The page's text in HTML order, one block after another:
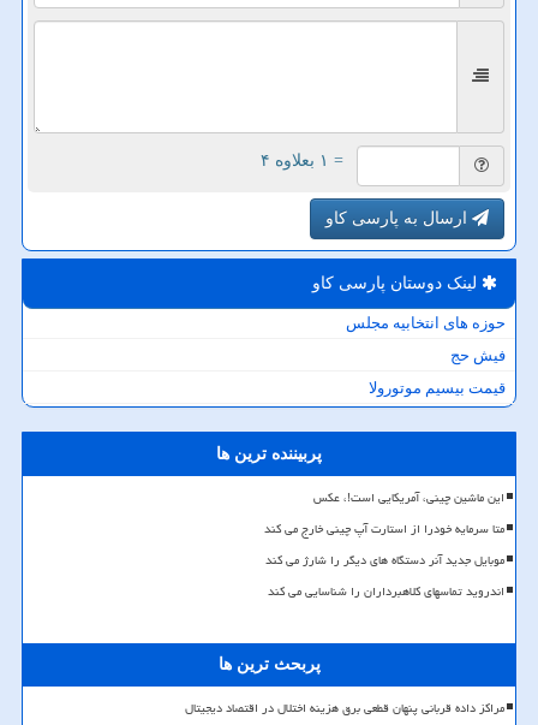
= ۱ بعلاوه ۴
ارسال به پارسی کاو
لینک دوستان پارسی كاو
حوزه های انتخابیه مجلس
فیش حج
قیمت بیسیم موتورولا
پربیننده ترین ها
این ماشین چینی، آمریکایی است!، عکس
متا سرمایه خودرا از استارت آپ چینی خارج می کند
موبایل جدید آنر دستگاه های دیگر را شارژ می کند
اندروید تماسهای کلاهبرداران را شناسایی می کند
پربحث ترین ها
مراکز داده قربانی پنهان قطعی برق هزینه اختلال در اقتصاد دیجیتال